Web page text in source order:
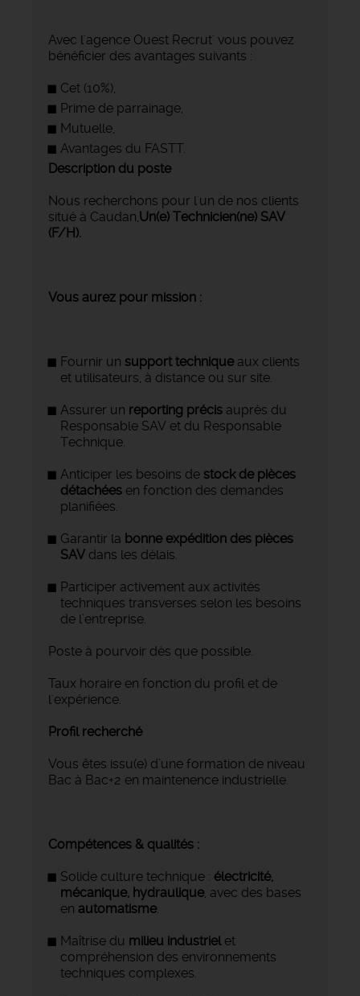
Avec l'agence Ouest Recrut' vous pouvez
bénéficier des avantages suivants :
Cet (10%),
Prime de parrainage,
Mutuelle,
Avantages du FASTT.
Description du poste
Nous recherchons pour l'un de nos clients
situé à Caudan,Un(e) Technicien(ne) SAV
(F/H).
Vous aurez pour mission :
Fournir un support techniqueaux clients
et utilisateurs, à distance ou sur site.
Assurer un reporting précis auprès du
Responsable SAV et du Responsable
Technique.
Anticiper les besoins de stock de pièces
détachées en fonction des demandes
planifiées.
Garantir la bonne expédition des pièces
SAV dans les délais.
Participer activement aux activités
techniques transverses selon les besoins
de l’entreprise.
Poste à pourvoir dès que possible.
Taux horaire en fonction du profil et de
l'expérience.
Profil recherché
Vous êtes issu(e) d’une formation de niveau
Bac à Bac+2 en maintenence industrielle.
Compétences & qualités :
Solide culture technique : électricité,
mécanique, hydraulique, avec des bases
en automatisme.
Maîtrise du milieu industrielet
compréhension des environnements
techniques complexes.